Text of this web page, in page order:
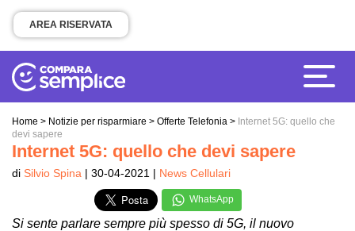
AREA RISERVATA
Home > Notizie per risparmiare > Offerte Telefonia > Internet 5G: quello che
devi sapere
Internet 5G: quello che devi sapere
di Silvio Spina | 30-04-2021 | News Cellulari
WhatsApp
Si sente parlare sempre più spesso di 5G, il nuovo